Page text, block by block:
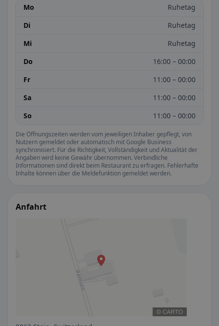
Mo
Ruhetag
Di
Ruhetag
Mi
Ruhetag
Do
16:00 – 00:00
Fr
11:00 – 00:00
Sa
11:00 – 00:00
So
11:00 – 00:00
Die Öffnungszeiten werden vom jeweiligen Inhaber gepflegt, von
Nutzern gemeldet oder automatisch mit Google Business
synchronisiert. Für die Richtigkeit, Vollständigkeit und Aktualität der
Angaben wird keine Gewähr übernommen. Verbindliche
Informationen sind direkt beim Restaurant zu erfragen. Fehlerhafte
Inhalte können über die Meldefunktion gemeldet werden.
Anfahrt